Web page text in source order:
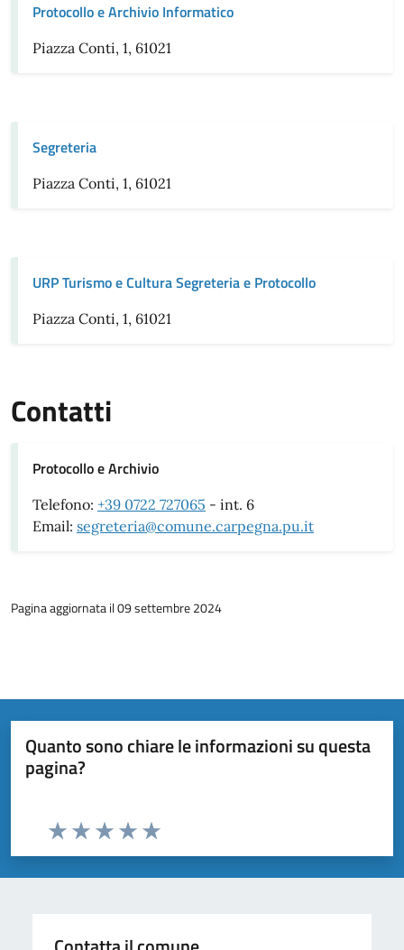
Protocollo e Archivio Informatico
Piazza Conti, 1, 61021
Segreteria
Piazza Conti, 1, 61021
URP Turismo e Cultura Segreteria e Protocollo
Piazza Conti, 1, 61021
Contatti
Protocollo e Archivio
Telefono: +39 0722 727065 - int. 6
Email: segreteria@comune.carpegna.pu.it
Pagina aggiornata il 09 settembre 2024
Quanto sono chiare le informazioni su questa
pagina?
Valuta da 1 a 5 stelle la pagina
Valuta 5 stelle su 5
Valuta 4 stelle su 5
Valuta 3 stelle su 5
Valuta 2 stelle su 5
Valuta 1 stelle su 5